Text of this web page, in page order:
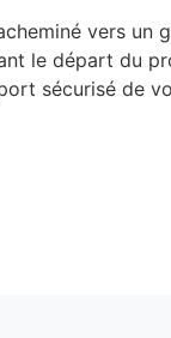
vers un
le départ du
sécurisé de